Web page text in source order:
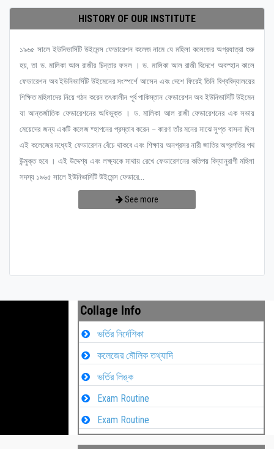
HISTORY OF OUR INSTITUTE
১৯৬৫ সালে ইউনিভার্সিটি উইমেন্স ফেডারেশন কলেজ নামে যে মহিলা কলেজের অগ্রযাত্রা শুরু
হয়, তা ড. মালিকা আল রাজীর চিন্তার ফসল । ড. মালিকা আল রাজী বিদেশে অবস্হান কালে
ফেডারেশন অব ইউনিভার্সিটি উইমেনের সংস্পর্শে আসেন এবং দেশে ফিরেই তিনি বিশ্ববিদ্যালয়ের
শিক্ষিত মহিলাদের নিয়ে গঠন করেন তৎকালীন পূর্ব পাকিস্তান ফেডারেশন অব ইউনিভার্সিটি উইমেন
যা আন্তর্জাতিক ফেডারেশনের অধিভুক্ত । ড. মালিকা আল রাজী ফেডারেশনের এক সভায়
মেয়েদের জন্য একটি কলেজ ষ্হাপনের প্রস্তাব করেন – কারণ তাঁর মনের মাঝে সুপ্ত বাসনা ছিল
এই কলেজের মধ্যেই ফেডারেশন বেঁচে থাকবে এবং শিক্ষায় অনগ্রসর নারী জাতির অগ্রগতির পথ
উন্মুক্ত হবে । এই উদ্দেশ্য এবং লক্ষ্যকে মাথায় রেখে ফেডারেশনের কতিপয় বিদ্যানুরাগী মহিলা
সদস্য ১৯৬৫ সালে ইউনিভার্সিটি উইমেন্স ফেডারে...
See more
Collage Info
ভর্তির নির্দেশিকা
কলেজের মৌলিক তথ্যাদি
ভর্তির লিঙ্ক
Exam Routine
Exam Routine